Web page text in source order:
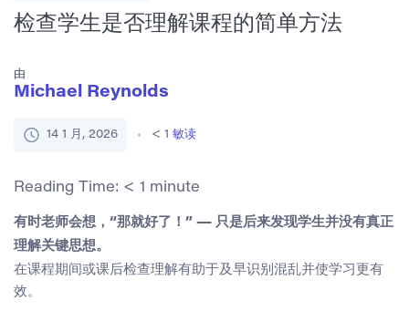
检查学生是否理解课程的简单方法
由
Michael Reynolds
14 1 月, 2026 < 1 敏读
Reading Time: < 1 minute
有时老师会想，“那就好了！” — 只是后来发现学生并没有真正
理解关键思想。
在课程期间或课后检查理解有助于及早识别混乱并使学习更有
效。